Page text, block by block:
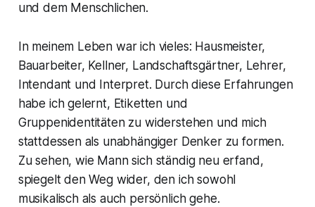
und dem Menschlichen.
In meinem Leben war ich vieles: Hausmeister,
Bauarbeiter, Kellner, Landschaftsgärtner, Lehrer,
Intendant und Interpret. Durch diese Erfahrungen
habe ich gelernt, Etiketten und
Gruppenidentitäten zu widerstehen und mich
stattdessen als unabhängiger Denker zu formen.
Zu sehen, wie Mann sich ständig neu erfand,
spiegelt den Weg wider, den ich sowohl
musikalisch als auch persönlich gehe.